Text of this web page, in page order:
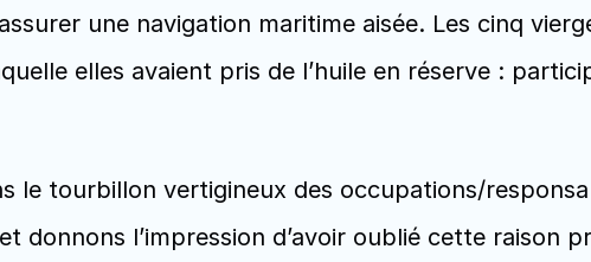
une navigation maritime aisée. Les cinq
elles avaient pris de l’huile en réserve :
le tourbillon vertigineux des occupations/
donnons l’impression d’avoir oublié cette raison